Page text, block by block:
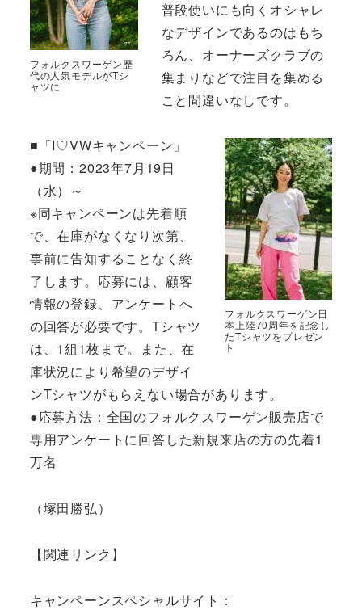
フォルクスワーゲン歴
代の人気モデルがTシ
ャツに
普段使いにも向くオシャレ
なデザインであるのはもち
ろん、オーナーズクラブの
集まりなどで注目を集める
こと間違いなしです。
フォルクスワーゲン日
本上陸70周年を記念し
たTシャツをプレゼン
ト
■「I♡VWキャンペーン」
●期間：2023年7月19日
（水）～
※同キャンペーンは先着順
で、在庫がなくなり次第、
事前に告知することなく終
了します。応募には、顧客
情報の登録、アンケートへ
の回答が必要です。Tシャツ
は、1組1枚まで。また、在
庫状況により希望のデザイ
ンTシャツがもらえない場合があります。
●応募方法：全国のフォルクスワーゲン販売店で
専用アンケートに回答した新規来店の方の先着1
万名
（塚田勝弘）
【関連リンク】
キャンペーンスペシャルサイト：